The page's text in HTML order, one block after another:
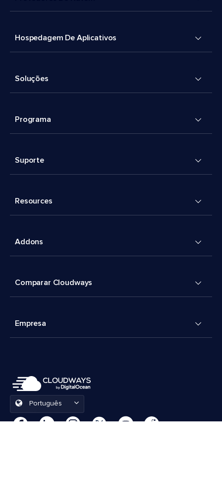
Hospedagem De Aplicativos
Soluções
Programa
Suporte
Resources
Addons
Comparar Cloudways
Empresa
Português